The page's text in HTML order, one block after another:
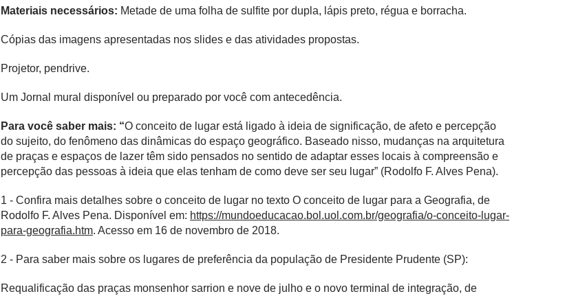
Materiais necessários: Metade de uma folha de sulfite por dupla, lápis preto, régua e borracha.
Cópias das imagens apresentadas nos slides e das atividades propostas.
Projetor, pendrive.
Um Jornal mural disponível ou preparado por você com antecedência.
Para você saber mais: “O conceito de lugar está ligado à ideia de significação, de afeto e percepção
do sujeito, do fenômeno das dinâmicas do espaço geográfico. Baseado nisso, mudanças na arquitetura
de praças e espaços de lazer têm sido pensados no sentido de adaptar esses locais à compreensão e
percepção das pessoas à ideia que elas tenham de como deve ser seu lugar” (Rodolfo F. Alves Pena).
1 - Confira mais detalhes sobre o conceito de lugar no texto O conceito de lugar para a Geografia, de
Rodolfo F. Alves Pena. Disponível em: https://mundoeducacao.bol.uol.com.br/geografia/o-conceito-lugar-
para-geografia.htm. Acesso em 16 de novembro de 2018.
2 - Para saber mais sobre os lugares de preferência da população de Presidente Prudente (SP):
Requalificação das praças monsenhor sarrion e nove de julho e o novo terminal de integração, de